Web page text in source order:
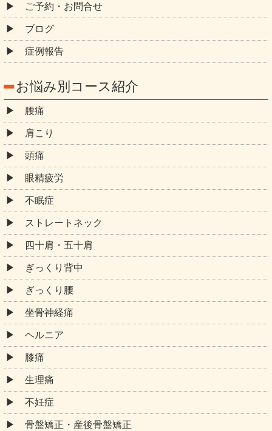
ご予約・お問合せ
ブログ
症例報告
お悩み別コース紹介
腰痛
肩こり
頭痛
眼精疲労
不眠症
ストレートネック
四十肩・五十肩
ぎっくり背中
ぎっくり腰
坐骨神経痛
ヘルニア
膝痛
生理痛
不妊症
骨盤矯正・産後骨盤矯正